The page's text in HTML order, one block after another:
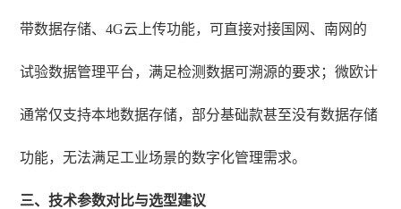
带数据存储、4G云上传功能，可直接对接国网、南网的
试验数据管理平台，满足检测数据可溯源的要求；微欧计
通常仅支持本地数据存储，部分基础款甚至没有数据存储
功能，无法满足工业场景的数字化管理需求。
三、技术参数对比与选型建议